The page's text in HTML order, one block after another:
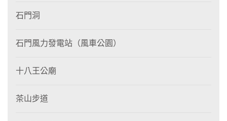
石門洞
石門風力發電站（風車公園）
十八王公廟
茶山步道